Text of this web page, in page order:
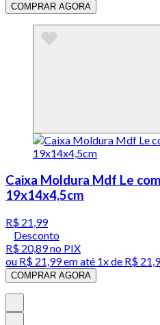
COMPRAR AGORA
Caixa Moldura Mdf Le
19x14x4,5cm
R$ 21,99
Desconto
R$ 20,89no PIX
ou R$ 21,99em até 1x de R$
COMPRAR AGORA